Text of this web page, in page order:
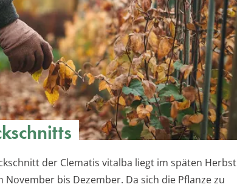
der Clematis vitalba liegt im späten Herbst
bis Dezember. Da sich die Pflanze zu